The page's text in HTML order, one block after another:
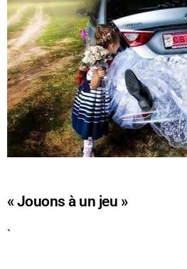
« Jouons à un jeu »
`